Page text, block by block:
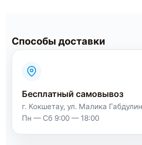
Способы доставки
Бесплатный самовывоз
г. Кокшетау, ул. Малика
Пн — Сб 9:00 — 18:00